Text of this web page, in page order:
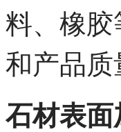
料、橡
和产品质
石材表面